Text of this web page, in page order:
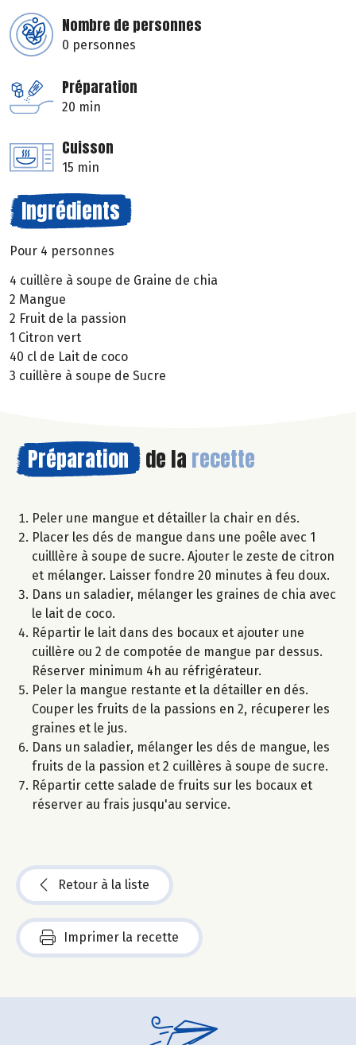
Nombre de personnes
0 personnes
Préparation
20 min
Cuisson
15 min
Ingrédients
Pour 4 personnes
4 cuillère à soupe de Graine de chia
2 Mangue
2 Fruit de la passion
1 Citron vert
40 cl de Lait de coco
3 cuillère à soupe de Sucre
Préparation de la recette
Peler une mangue et détailler la chair en dés.
Placer les dés de mangue dans une poêle avec 1
cuilllère à soupe de sucre. Ajouter le zeste de citron
et mélanger. Laisser fondre 20 minutes à feu doux.
Dans un saladier, mélanger les graines de chia avec
le lait de coco.
Répartir le lait dans des bocaux et ajouter une
cuillère ou 2 de compotée de mangue par dessus.
Réserver minimum 4h au réfrigérateur.
Peler la mangue restante et la détailler en dés.
Couper les fruits de la passions en 2, récuperer les
graines et le jus.
Dans un saladier, mélanger les dés de mangue, les
fruits de la passion et 2 cuillères à soupe de sucre.
Répartir cette salade de fruits sur les bocaux et
réserver au frais jusqu'au service.
Retour à la liste
Imprimer la recette